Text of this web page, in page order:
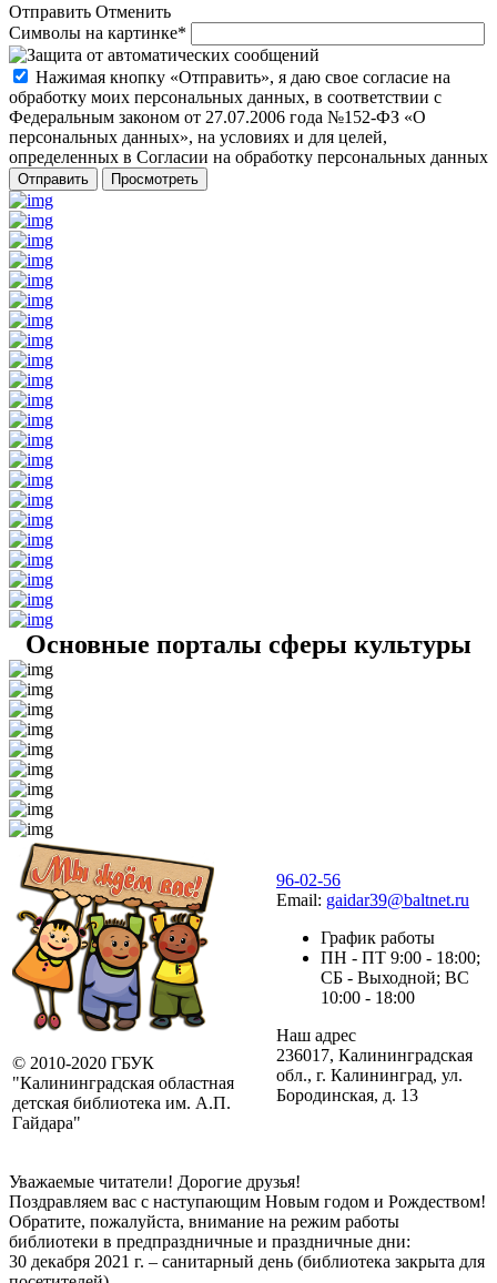
Отправить Отменить
Символы на картинке*
Нажимая кнопку «Отправить», я даю свое согласие на
обработку моих персональных данных, в соответствии с
Федеральным законом от 27.07.2006 года №152-ФЗ «О
персональных данных», на условиях и для целей,
определенных в Согласии на обработку персональных данных
Основные порталы сферы культуры
© 2010-2020 ГБУК
"Калининградская областная
детская библиотека им. А.П.
Гайдара"
96-02-56
Email: gaidar39@baltnet.ru
График работы
ПН - ПТ 9:00 - 18:00;
СБ - Выходной; ВС
10:00 - 18:00
Наш адрес
236017, Калининградская
обл., г. Калининград, ул.
Бородинская, д. 13
Уважаемые читатели! Дорогие друзья!
Поздравляем вас с наступающим Новым годом и Рождеством!
Обратите, пожалуйста, внимание на режим работы
библиотеки в предпраздничные и праздничные дни:
30 декабря 2021 г. – санитарный день (библиотека закрыта для